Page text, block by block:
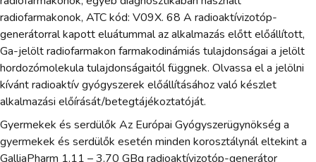
radiofarmakonok, ATC kód: V09X. 68 A radioaktívizotóp-
generátorral kapott eluátummal az alkalmazás előtt előállított,
Ga-jelölt radiofarmakon farmakodinámiás tulajdonságai a jelölt
hordozómolekula tulajdonságaitól függnek. Olvassa el a jelölni
kívánt radioaktív gyógyszerek előállításához való készlet
alkalmazási előírását/betegtájékoztatóját.
Gyermekek és serdülők Az Európai Gyógyszerügynökség a
gyermekek és serdülők esetén minden korosztálynál eltekint a
GalliaPharm 1,11 – 3,70 GBq radioaktívizotóp-generátor